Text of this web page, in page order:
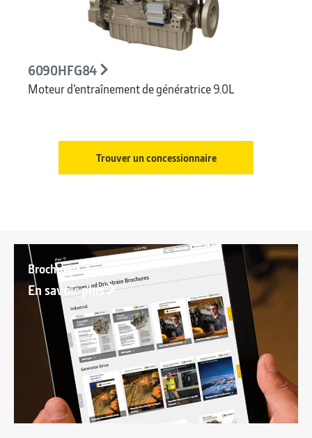
6090HFG84
Moteur d’entraînement de génératrice 9.0L
Trouver un concessionnaire
Brochures
En savoir plus